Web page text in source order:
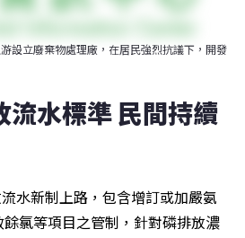
設立廢棄物處理廠，在居民強烈抗議下，開發
流水標準 民間持續
水新制上路，包含增訂或加嚴氨
氯等項目之管制，針對磷排放濃